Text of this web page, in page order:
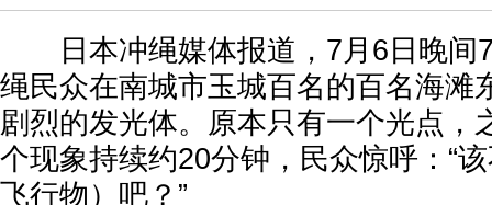
日本冲绳媒体报道，7月6日晚间7
绳民众在南城市玉城百名的百名海滩
剧烈的发光体。原本只有一个光点，
个现象持续约20分钟，民众惊呼：“
飞行物）吧？”